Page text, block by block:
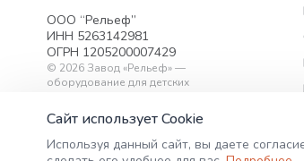
ООО “Рельеф”
ИНН 5263142981
ОГРН 1205200007429
© 2026 Завод «Рельеф» —
оборудование для детских
Сайт использует Cookie
Используя данный сайт, вы даете